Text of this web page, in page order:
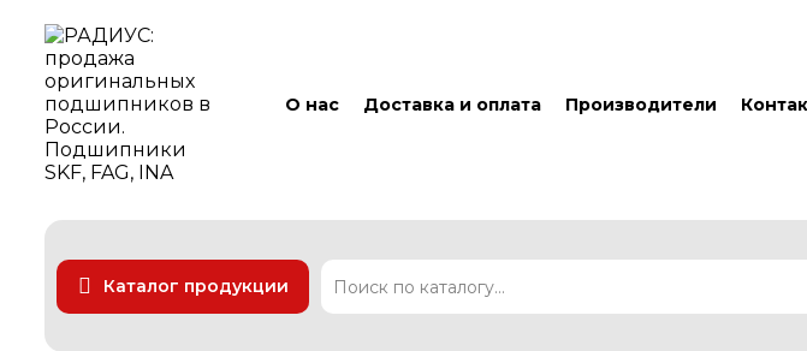
О нас Доставка и оплата Производители
Каталог продукции